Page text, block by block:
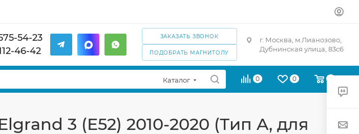
54-23
46-42
ЗАКАЗАТЬ ЗВОНОК
ПОДОБРАТЬ МАГНИТОЛУ
г. Москва, м.Лианозово,
Дубнинская улица, 83с6
Каталог 0 0
3 (E52) 2010-2020 (Тип A, для